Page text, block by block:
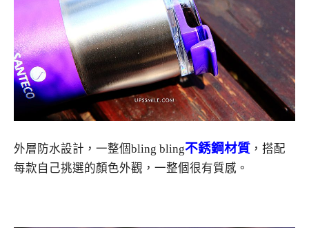
外層防水設計，一整個bling bling不銹鋼材質 ，搭配
每款自己挑選的顏色外觀，一整個很有質感。